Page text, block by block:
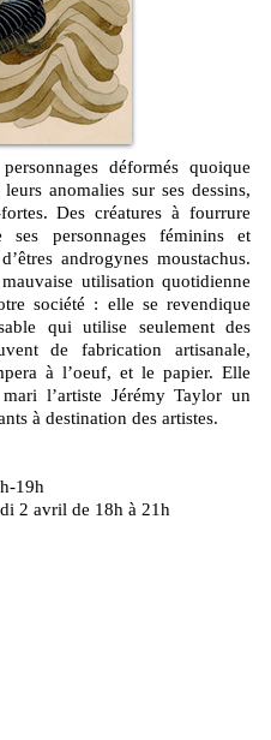
anomalies sur ses dessins,
Des créatures à fourrure
personnages féminins et
androgynes moustachus.
utilisation quotidienne
société : elle se revendique
qui utilise seulement des
de fabrication artisanale,
à l’oeuf, et le papier. Elle
l’artiste Jérémy Taylor un
à destination des artistes.
19h
2 avril de 18h à 21h